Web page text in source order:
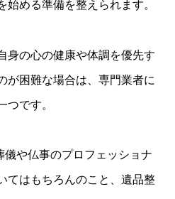
始める準備を整えられます。
身の心の健康や体調を優先す
が困難な場合は、専門業者に
つです。
や仏事のプロフェッショナ
てはもちろんのこと、遺品整